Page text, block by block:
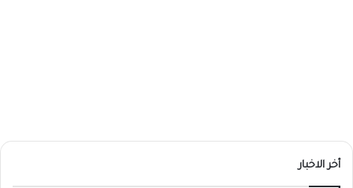
أخر الاخبار